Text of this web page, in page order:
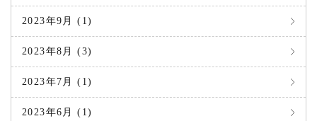
2023年9月 (1)
2023年8月 (3)
2023年7月 (1)
2023年6月 (1)